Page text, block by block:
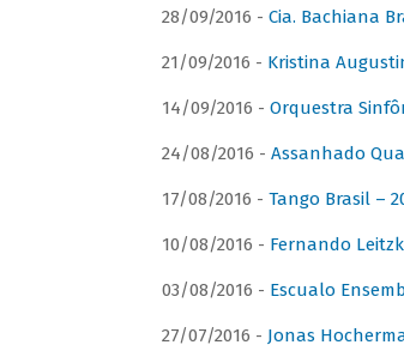
28/09/2016 - Cia. Bachiana
21/09/2016 - Kristina
14/09/2016 - Orquestra
24/08/2016 - Assanhado
17/08/2016 - Tango Brasil –
10/08/2016 - Fernando
03/08/2016 - Escualo
27/07/2016 - Jonas